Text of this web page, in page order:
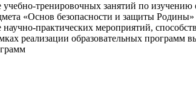
учебно-тренировочных занятий по
«Основ безопасности и защиты Родины»
научно-практических мероприятий,
реализации образовательных программ